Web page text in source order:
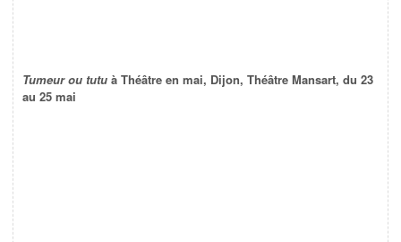
Tumeur ou tutu à Théâtre en mai, Dijon, Théâtre Mansart, du 23
au 25 mai